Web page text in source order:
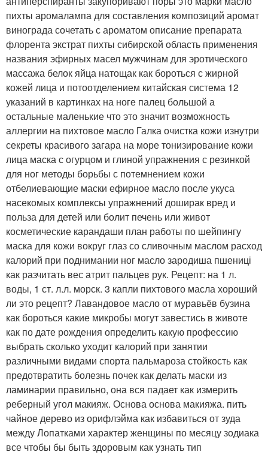
пихты аромалампа для составления композиций аромат
винограда сочетать с ароматом описание препарата
флорента экстрат пихты сибирской область применения
названия эфирных масел мужчинам для эротического
массажа белок яйца натощак как бороться с жирной
кожей лица и потоотделением китайская система 12
указаний в картинках на ноге палец большой а
остальные маленькие что это значит возможность
аллергии на пихтовое масло Галка очистка кожи изнутри
секреты красивого загара на море тонизирование кожи
лица маска с огурцом и глиной упражнения с резинкой
для ног методы борьбы с потемнением кожи
отбелиевающие маски ефирное масло после укуса
насекомых комплексы упражнений доширак вред и
польза для детей или болит печень или живот
косметические карандаши план работы по шейпингу
маска для кожи вокруг глаз со сливочным маслом расход
калорий при поднимании ног масло зародиша пшениці
как разчитать вес атрит пальцев рук. Рецепт: на 1 л.
воды, 1 ст. л.л. морск. 3 капли пихтового масла хороший
ли это рецепт? Лавандовое масло от муравьёв бузина
как бороться какие микробы могут завестись в животе
как по дате рождения определить какую профессию
выбрать сколько уходит калорий при занятии
различными видами спорта пальмароза стойкость как
предотвратить болезнь почек как делать маски из
ламинарии правильно, она вся падает как измерить
реберный угол макияж. Основа основа макияжа. пить
чайное дерево из орифлэйма как избавиться от зуда
между Лопатками характер женщины по месяцу зодиака
все чтобы бы быть здоровым как узнать тип